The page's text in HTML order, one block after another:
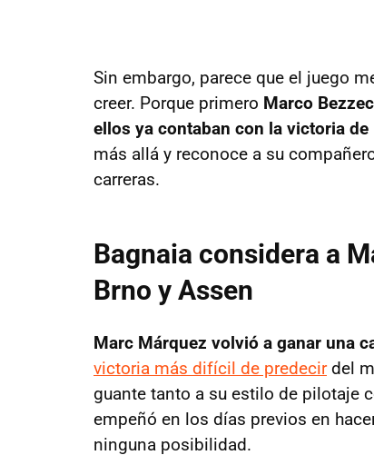
Sin embargo, parece que el juego
creer. Porque primero Marco
ellos ya contaban con la victoria de
más allá y reconoce a su
carreras.
Bagnaia considera a
Brno y Assen
Marc Márquez volvió a ganar una
victoria más difícil de predecirdel
guante tanto a su estilo de pilotaje
empeñó en los días previos en
ninguna posibilidad.